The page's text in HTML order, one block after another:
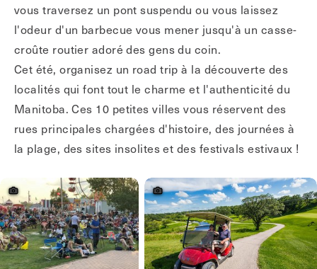
vous traversez un pont suspendu ou vous laissez
l'odeur d'un barbecue vous mener jusqu'à un casse-
croûte routier adoré des gens du coin.
Cet été, organisez un road trip à la découverte des
localités qui font tout le charme et l'authenticité du
Manitoba. Ces 10 petites villes vous réservent des
rues principales chargées d'histoire, des journées à
la plage, des sites insolites et des festivals estivaux !